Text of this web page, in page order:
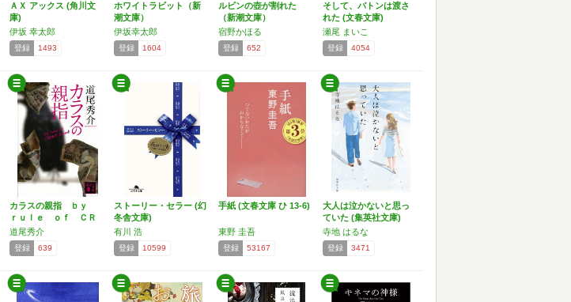
ＡＸ アックス (角川文
庫)
伊坂 幸太郎
登録 1493
ホワイトラビット（新
潮文庫）
伊坂幸太郎
登録 1604
ルビンの壺が割れた
（新潮文庫）
宿野かほる
登録 652
そして、バトンは渡さ
れた (文春文庫)
瀬尾 まいこ
登録 4054
カラスの親指 ｂｙ
ｒｕｌｅ ｏｆ ＣＲ
ＯＷ…
道尾秀介
登録 639
ストーリー・セラー (幻
冬舎文庫)
有川 浩
登録 10599
手紙 (文春文庫 ひ 13-6)
東野 圭吾
登録 53167
大人は泣かないと思っ
ていた (集英社文庫)
寺地 はるな
登録 3471